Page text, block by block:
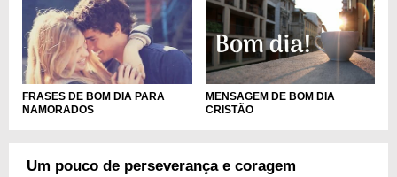
FRASES DE BOM DIA PARA
NAMORADOS
MENSAGEM DE BOM DIA
CRISTÃO
Um pouco de perseverança e coragem